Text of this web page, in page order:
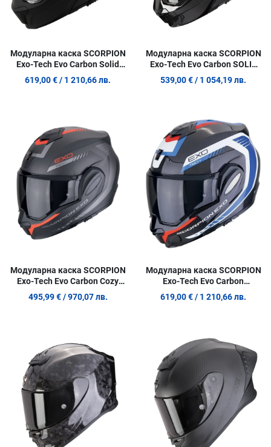
Модуларна каска SCORPION
Exo-Tech Evo Carbon Solid
Matt Black
619,00 €/ 1 210,66 лв.
Модуларна каска SCORPION
Exo-Tech Evo Carbon SOLID
BLACK
539,00 €/ 1 054,19 лв.
Добави в любими
Сравни продукт
Quick View
Модуларна каска SCORPION
Exo-Tech Evo Carbon Cozy
Matt Black-Red
495,99 € / 970,07 лв.
Модуларна каска SCORPION
Exo-Tech Evo Carbon
BLACK/BLUE/RED
619,00 €/ 1 210,66 лв.
Сравни продукт
Quick View